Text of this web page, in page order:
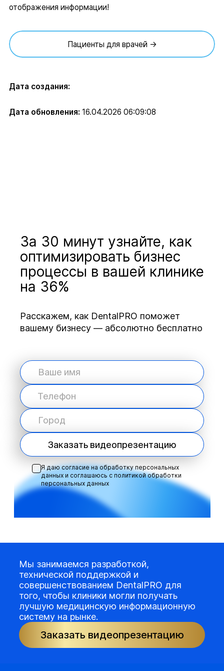
отображения информации!
Пациенты для врачей →
Дата создания:
Дата обновления: 16.04.2026 06:09:08
За 30 минут узнайте, как
оптимизировать бизнес
процессы в вашей клинике
на 36%
Расскажем, как DentalPRO поможет
вашему бизнесу — абсолютно бесплатно
Заказать видеопрезентацию
Я даю согласие на обработку персональных
данных и соглашаюсь с политикой обработки
персональных данных
Мы занимаемся разработкой,
технической поддержкой и
совершенствованием DentalPRO для
того, чтобы клиники могли получать
лучшую медицинскую информационную
систему на рынке.
Заказать видеопрезентацию